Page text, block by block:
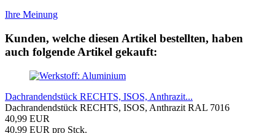
Ihre Meinung
Kunden, welche diesen Artikel bestellten, haben
auch folgende Artikel gekauft:
Dachrandendstück RECHTS, ISOS, Anthrazit...
Dachrandendstück RECHTS, ISOS, Anthrazit RAL 7016
40,99 EUR
40,99 EUR pro Stck.